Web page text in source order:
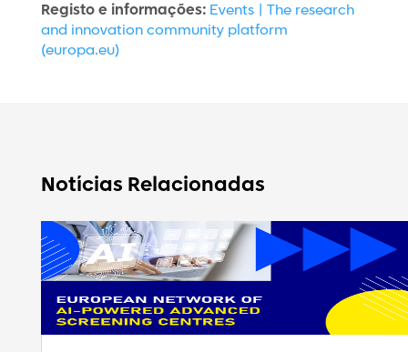
Registo e informações: Events | The research
and innovation community platform
(europa.eu)
Notícias Relacionadas